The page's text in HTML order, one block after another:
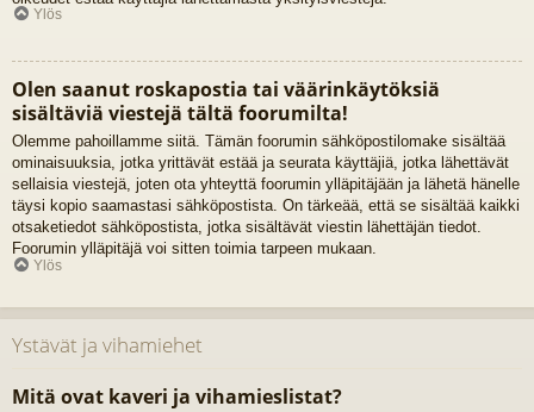
Ylös
Olen saanut roskapostia tai väärinkäytöksiä
sisältäviä viestejä tältä foorumilta!
Olemme pahoillamme siitä. Tämän foorumin sähköpostilomake sisältää
ominaisuuksia, jotka yrittävät estää ja seurata käyttäjiä, jotka lähettävät
sellaisia viestejä, joten ota yhteyttä foorumin ylläpitäjään ja lähetä hänelle
täysi kopio saamastasi sähköpostista. On tärkeää, että se sisältää kaikki
otsaketiedot sähköpostista, jotka sisältävät viestin lähettäjän tiedot.
Foorumin ylläpitäjä voi sitten toimia tarpeen mukaan.
Ylös
Ystävät ja vihamiehet
Mitä ovat kaveri ja vihamieslistat?